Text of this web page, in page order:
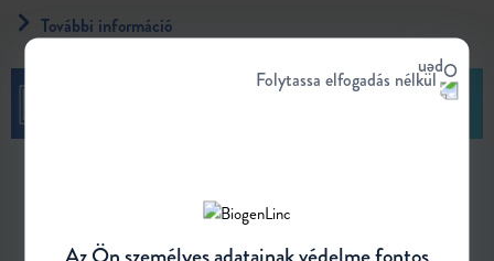
Folytassa elfogadás nélkül
További információ
VÁLTOZÁSOK AZ SMA-VAL ÉLŐK